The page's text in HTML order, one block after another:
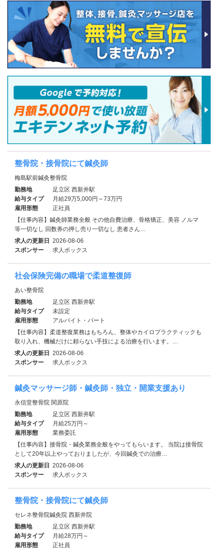
整骨院・接骨院にて鍼灸師
梅島駅前鍼灸整骨院
勤務地
足立区 西新井駅
給与タイプ
月給29万5,000円～73万円
雇用形態
正社員
【仕事内容】鍼灸師業務全般 その他自費治療、骨格矯正、美容 ノルマ
等一切なし 回数券の押し売り一切なし 患者さん…
求人の更新日 2026-08-06
スポンサー
求人ボックス
社会保険完備の職場で柔道整復師
あい整骨院
勤務地
足立区 西新井駅
給与タイプ
未設定
雇用形態
アルバイト・パート
【仕事内容】柔道整復業務はもちろん、整体やカイロプラクティックも
取り入れ、機械だけに頼らない手技による治療を行います。…
求人の更新日 2026-08-06
スポンサー
求人ボックス
鍼灸マッサージ師・鍼灸師・独立・開業支援あり
永信堂整骨院 関原院
勤務地
足立区 西新井駅
給与タイプ
月給25万円～
雇用形態
業務委託
【仕事内容】接骨院・鍼灸業務全般をやってもらいます。 当院は接骨院
として20年以上やっておりましたが、今回鍼灸での治療…
求人の更新日 2026-08-06
スポンサー
求人ボックス
整骨院・接骨院にて鍼灸師
セレネ整骨院鍼灸院 西新井院
勤務地
足立区 西新井駅
給与タイプ
月給28万円～
雇用形態
正社員